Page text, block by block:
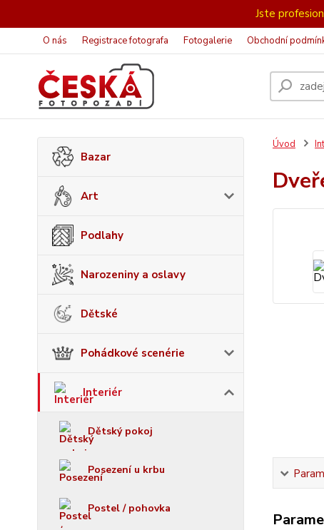
Jste
O nás Registrace fotografa Fotogalerie Obchodní
Bazar
Art
Podlahy
Narozeniny a oslavy
Dětské
Pohádkové scenérie
Interiér
Dětský pokoj
Posezení u krbu
Postel / pohovka
Úvod